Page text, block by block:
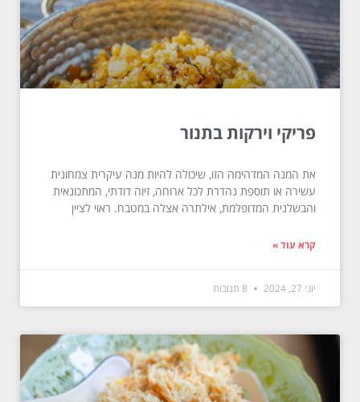
פריקי וירקות בתנור
את המנה המדהימה הזו, שיכולה להיות מנה עיקרית צמחונית
עשירה או תוספת נהדרת לכל ארוחה, זיוה דודתי, המתכונאית
והבשלנית המדופלמת, אילתרה אצלה במטבח. ראוי לציין
קרא עוד »
יוני 27, 2024